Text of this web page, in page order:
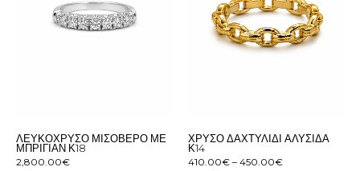
ΛΕΥΚΌΧΡΥΣΟ ΜΙΣΌΒΕΡΟ ΜΕ
ΜΠΡΙΓΙΆΝ Κ18
2,800.00€
ΧΡΥΣΌ ΔΑΧΤΥΛΊΔΙ ΑΛΥΣΊΔΑ
Κ14
410.00€ – 450.00€